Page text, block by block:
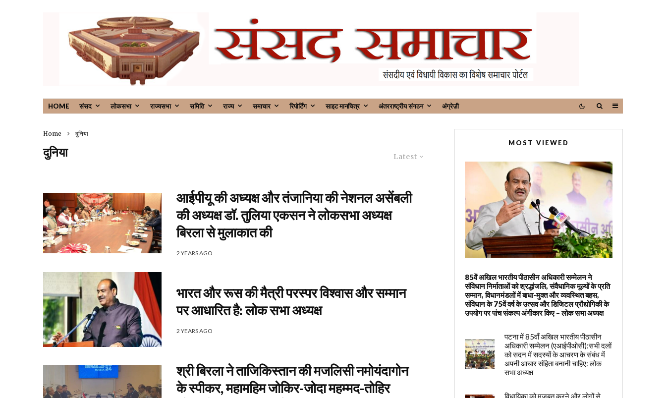
HOME संसद लोकसभा राज्यसभा समिति राज्य समाचार रिपोर्टिंग साइट मानचित्र अंतरराष्ट्रीय संगठन अंग्रेज़ी
Home दुनिया
Latest
दुनिया
आईपीयू की अध्यक्ष और तंजानिया की नेशनल असेंबली
की अध्यक्ष डॉ. तुलिया एकसन ने लोकसभा अध्यक्ष
बिरला से मुलाकात की
2 YEARS AGO
भारत और रूस की मैत्री परस्पर विश्वास और सम्मान
पर आधारित है: लोक सभा अध्यक्ष
2 YEARS AGO
श्री बिरला ने ताजिकिस्तान की मजलिसी नमोयंदागोन
के स्पीकर, महामहिम जोकिर-जोदा महम्मद-तोहिर
MOST VIEWED
85वें अखिल भारतीय पीठासीन अधिकारी सम्मेलन ने
संविधान निर्माताओं को श्रद्धांजलि, संवैधानिक मूल्यों के प्रति
सम्मान, विधानमंडलों में बाधा-मुक्त और व्यवस्थित बहस,
संविधान के 75वें वर्ष के उत्सव और डिजिटल प्रौद्योगिकी के
उपयोग पर पांच संकल्प अंगीकार किए – लोक सभा अध्यक्ष
पटना में 85वाँ अखिल भारतीय पीठासीन
अधिकारी सम्मेलन (एआईपीओसी):सभी दलों
को सदन में सदस्यों के आचरण के संबंध में
अपनी आचार संहिता बनानी चाहिए: लोक
सभा अध्यक्ष
विधायिका को मजबूत करने और लोगों से